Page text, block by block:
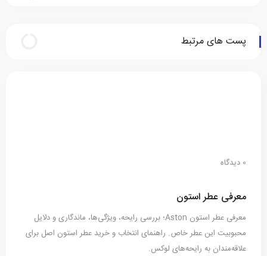
پست های مرتبط
0 دیدگاه
معرفی عطر استون
معرفی عطر استون Aston؛ بررسی رایحه، ویژگی‌ها، ماندگاری و دلایل
محبوبیت این عطر خاص. راهنمای انتخاب و خرید عطر استون اصل برای
علاقه‌مندان به رایحه‌های لوکس.